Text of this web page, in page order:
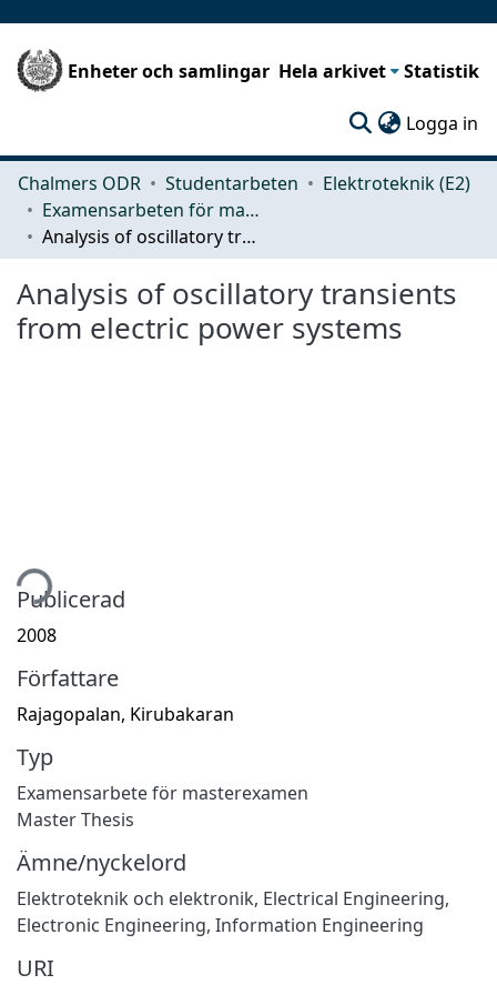
Enheter och samlingar Hela arkivet Statistik
Logga in
Chalmers ODR Studentarbeten
Elektroteknik (E2)
Examensarbeten för masterexamen
Analysis of oscillatory transients from electric power systems
Analysis of oscillatory transients
from electric power systems
Publicerad
2008
Författare
Rajagopalan, Kirubakaran
Typ
Examensarbete för masterexamen
Master Thesis
Ämne/nyckelord
Elektroteknik och elektronik, Electrical Engineering,
Electronic Engineering, Information Engineering
URI